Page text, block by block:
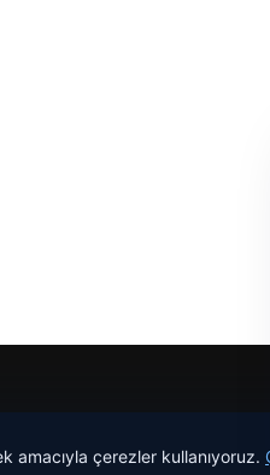
amacıyla çerezler kullanıyoruz.